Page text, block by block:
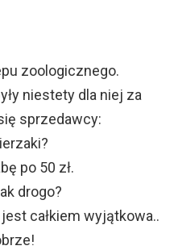
zoologicznego.
niestety dla niej za
sprzedawcy:
po 50 zł.
drogo?
całkiem wyjątkowa..